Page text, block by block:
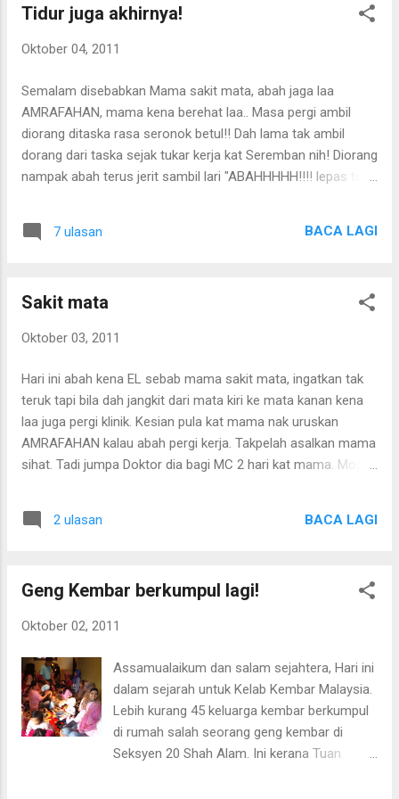
Tidur juga akhirnya!
Oktober 04, 2011
Semalam disebabkan Mama sakit mata, abah jaga laa
AMRAFAHAN, mama kena berehat laa.. Masa pergi ambil
diorang ditaska rasa seronok betul!! Dah lama tak ambil
dorang dari taska sejak tukar kerja kat Seremban nih! Diorang
nampak abah terus jerit sambil lari "ABAHHHHH!!!! lepas tu
layan jer!!! Masa tu perasaan tu sungguh bahagialah!! tak tau
sekarang tukar mama pula yang buat semua.. Sampai rumah
sementara tu diorang tengok tv sambil sepah-sepahkan apa
jangkit kat diorang satu hal pulak... Bila dah siap suapkan
dorang makan, abah ajaklah tidur... perghhh... memang
mencabar laaa nak bagi diorang nih tidur... kita nih tak boleh
7 ulasan BACA LAGI
Sakit mata
Oktober 03, 2011
Hari ini abah kena EL sebab mama sakit mata, ingatkan tak
teruk tapi bila dah jangkit dari mata kiri ke mata kanan kena
laa juga pergi klinik. Kesian pula kat mama nak uruskan
AMRAFAHAN kalau abah pergi kerja. Takpelah asalkan mama
sihat. Tadi jumpa Doktor dia bagi MC 2 hari kat mama. Moga
2 ulasan BACA LAGI
Geng Kembar berkumpul lagi!
Oktober 02, 2011
Assamualaikum dan salam sejahtera, Hari ini
dalam sejarah untuk Kelab Kembar Malaysia.
Lebih kurang 45 keluarga kembar berkumpul
di rumah salah seorang geng kembar di
Seksyen 20 Shah Alam. Ini kerana Tuan